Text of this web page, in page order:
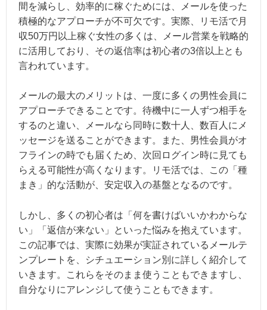
間を減らし、効率的に稼ぐためには、メールを使った
積極的なアプローチが不可欠です。実際、リモ活で月
収50万円以上稼ぐ女性の多くは、メール営業を戦略的
に活用しており、その返信率は初心者の3倍以上とも
言われています。
メールの最大のメリットは、一度に多くの男性会員に
アプローチできることです。待機中に一人ずつ相手を
するのと違い、メールなら同時に数十人、数百人にメ
ッセージを送ることができます。また、男性会員がオ
フラインの時でも届くため、次回ログイン時に見ても
らえる可能性が高くなります。リモ活では、この「種
まき」的な活動が、安定収入の基盤となるのです。
しかし、多くの初心者は「何を書けばいいかわからな
い」「返信が来ない」といった悩みを抱えています。
この記事では、実際に効果が実証されているメールテ
ンプレートを、シチュエーション別に詳しく紹介して
いきます。これらをそのまま使うこともできますし、
自分なりにアレンジして使うこともできます。